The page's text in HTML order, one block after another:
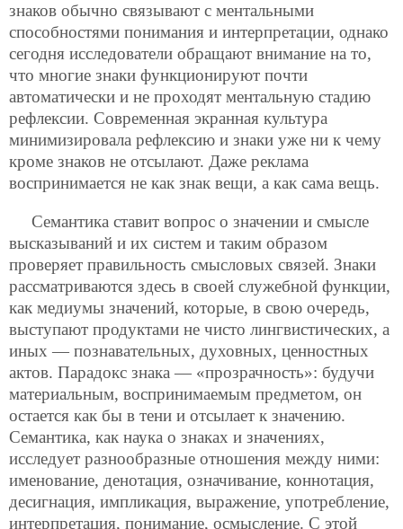
знаков обычно связывают с ментальными
способностями понимания и интерпретации, однако
сегодня исследователи обращают внимание на то,
что многие знаки функционируют почти
автоматически и не проходят ментальную стадию
рефлексии. Современная экранная культура
минимизировала рефлексию и знаки уже ни к чему
кроме знаков не отсылают. Даже реклама
воспринимается не как знак вещи, а как сама вещь.
Семантика ставит вопрос о значении и смысле
высказываний и их систем и таким образом
проверяет правильность смысловых связей. Знаки
рассматриваются здесь в своей служебной функции,
как медиумы значений, которые, в свою очередь,
выступают продуктами не чисто лингвистических, а
иных — познавательных, духовных, ценностных
актов. Парадокс знака — «прозрачность»: будучи
материальным, воспринимаемым предметом, он
остается как бы в тени и отсылает к значению.
Семантика, как наука о знаках и значениях,
исследует разнообразные отношения между ними:
именование, денотация, означивание, коннотация,
десигнация, импликация, выражение, употребление,
интерпретация, понимание, осмысление. С этой